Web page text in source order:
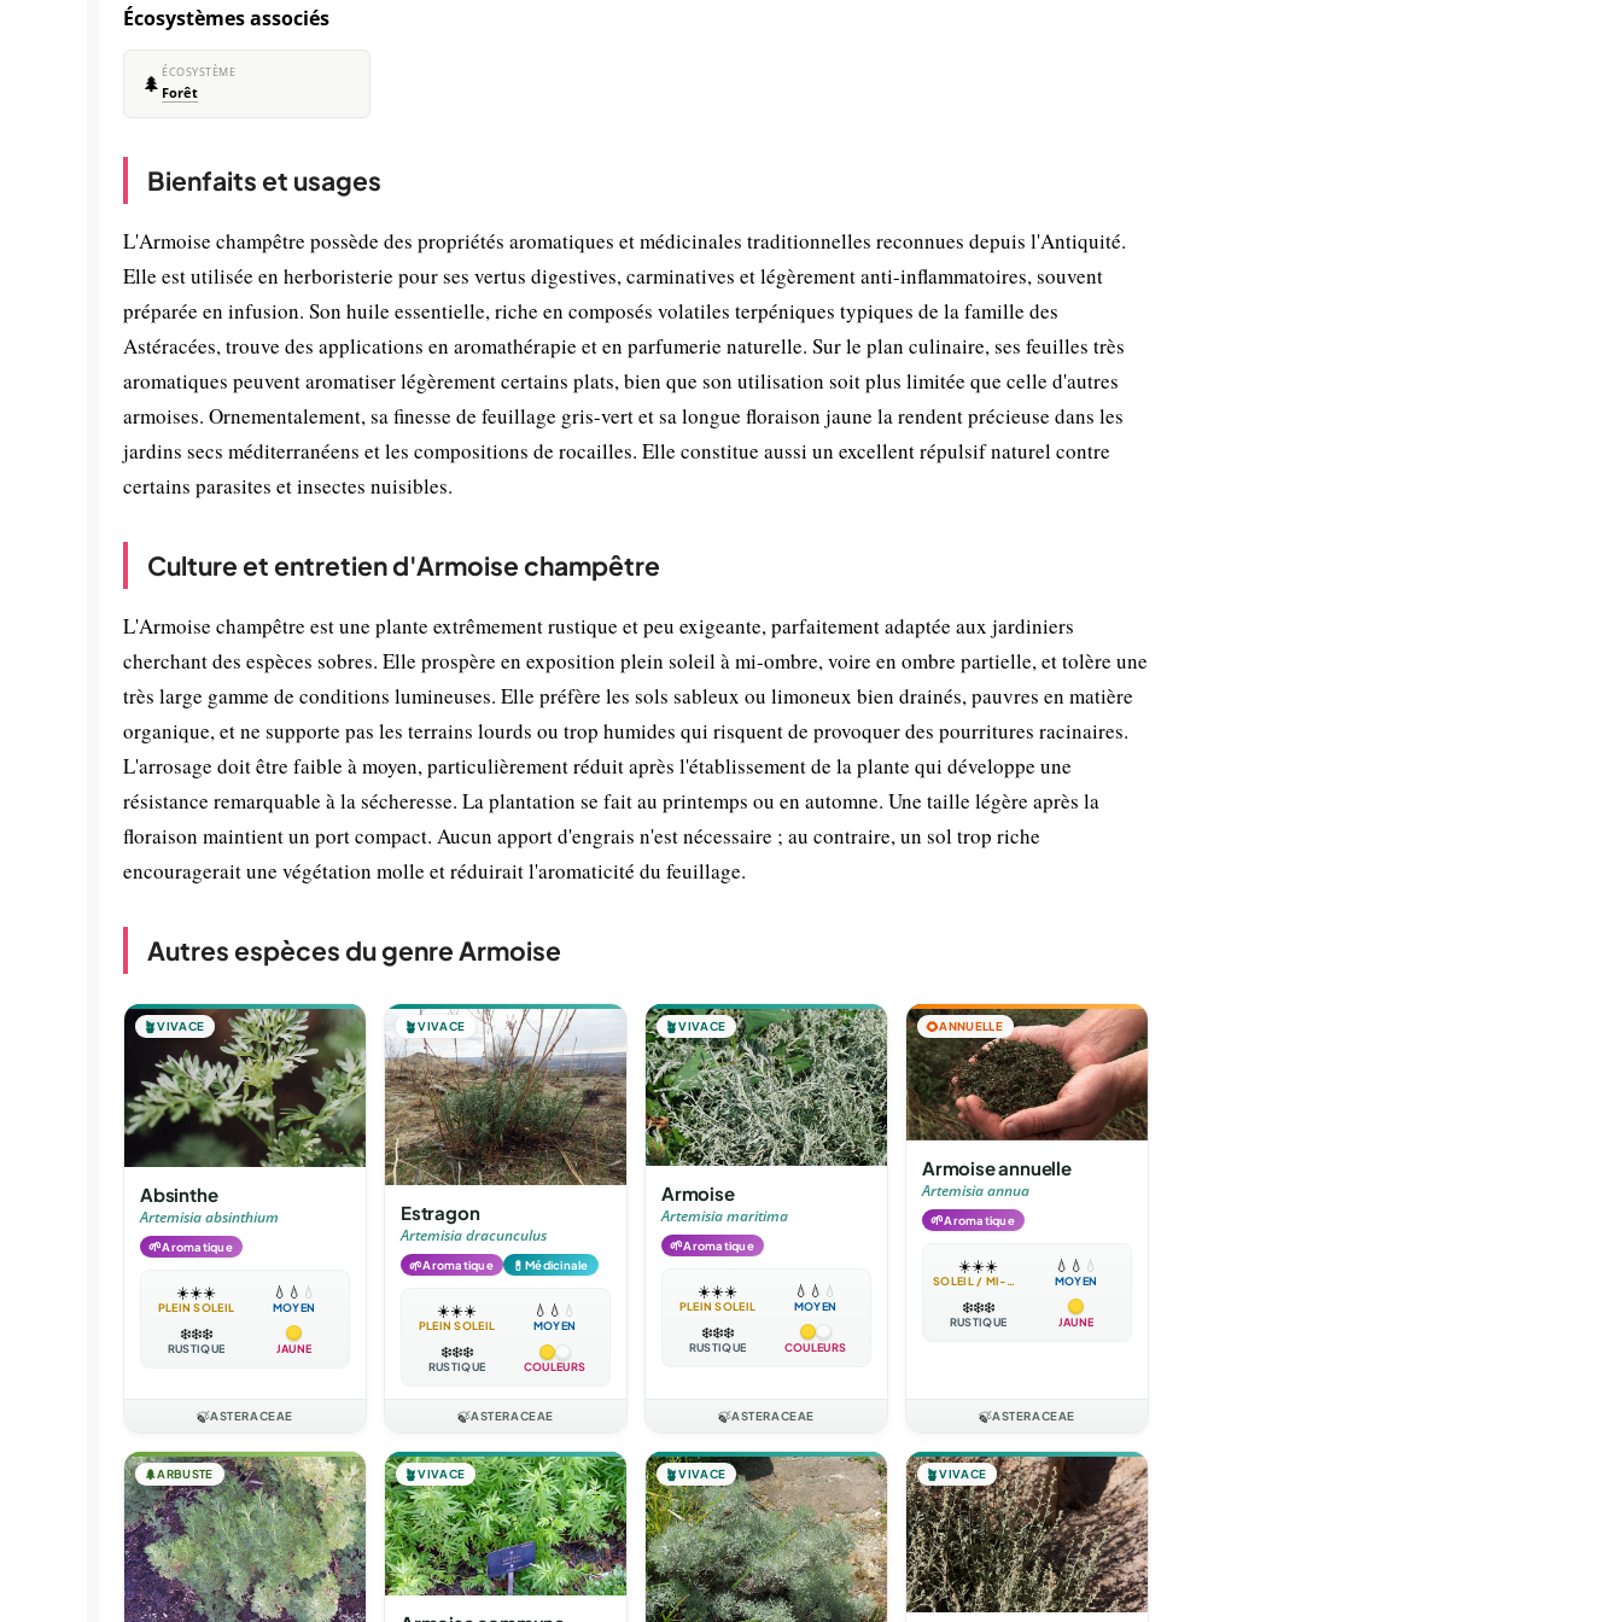
Écosystèmes associés
🌲 ÉCOSYSTÈME
Forêt
Bienfaits et usages
L'Armoise champêtre possède des propriétés aromatiques et médicinales traditionnelles reconnues depuis l'Antiquité.
Elle est utilisée en herboristerie pour ses vertus digestives, carminatives et légèrement anti-inflammatoires, souvent
préparée en infusion. Son huile essentielle, riche en composés volatiles terpéniques typiques de la famille des
Astéracées, trouve des applications en aromathérapie et en parfumerie naturelle. Sur le plan culinaire, ses feuilles très
aromatiques peuvent aromatiser légèrement certains plats, bien que son utilisation soit plus limitée que celle d'autres
armoises. Ornementalement, sa finesse de feuillage gris-vert et sa longue floraison jaune la rendent précieuse dans les
jardins secs méditerranéens et les compositions de rocailles. Elle constitue aussi un excellent répulsif naturel contre
certains parasites et insectes nuisibles.
Culture et entretien d'Armoise champêtre
L'Armoise champêtre est une plante extrêmement rustique et peu exigeante, parfaitement adaptée aux jardiniers
cherchant des espèces sobres. Elle prospère en exposition plein soleil à mi-ombre, voire en ombre partielle, et tolère une
très large gamme de conditions lumineuses. Elle préfère les sols sableux ou limoneux bien drainés, pauvres en matière
organique, et ne supporte pas les terrains lourds ou trop humides qui risquent de provoquer des pourritures racinaires.
L'arrosage doit être faible à moyen, particulièrement réduit après l'établissement de la plante qui développe une
résistance remarquable à la sécheresse. La plantation se fait au printemps ou en automne. Une taille légère après la
floraison maintient un port compact. Aucun apport d'engrais n'est nécessaire ; au contraire, un sol trop riche
encouragerait une végétation molle et réduirait l'aromaticité du feuillage.
Autres espèces du genre Armoise
🪴VIVACE
Absinthe
Artemisia absinthium
🌱Aromatique
☀️☀️☀️
PLEIN SOLEIL
💧 💧 💧
MOYEN
❄️❄️❄️
RUSTIQUE JAUNE
🍃ASTERACEAE
🪴VIVACE
Estragon
Artemisia dracunculus
🌱Aromatique 💊 Médicinale
☀️☀️☀️
PLEIN SOLEIL
💧 💧 💧
MOYEN
❄️❄️❄️
RUSTIQUE COULEURS
🍃ASTERACEAE
🪴VIVACE
Armoise
Artemisia maritima
🌱Aromatique
☀️☀️☀️
PLEIN SOLEIL
💧 💧 💧
MOYEN
❄️❄️❄️
RUSTIQUE COULEURS
🍃ASTERACEAE
🌻ANNUELLE
Armoise annuelle
Artemisia annua
🌱Aromatique
☀️☀️☀️
SOLEIL / MI-OMBRE
💧 💧 💧
MOYEN
❄️❄️❄️
RUSTIQUE JAUNE
🍃ASTERACEAE
🌲ARBUSTE 🪴VIVACE 🪴VIVACE 🪴VIVACE